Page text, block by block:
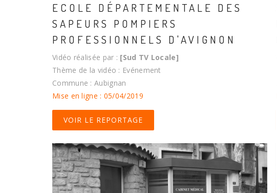
ECOLE DÉPARTEMENTALE DES
SAPEURS POMPIERS
PROFESSIONNELS D'AVIGNON
Vidéo réalisée par : [Sud TV Locale]
Thème de la vidéo : Evénement
Commune : Aubignan
Mise en ligne : 05/04/2019
VOIR LE REPORTAGE